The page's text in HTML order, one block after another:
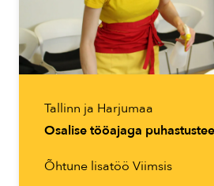
Tallinn ja Harjumaa
Osalise tööajaga
Õhtune lisatöö Viimsis